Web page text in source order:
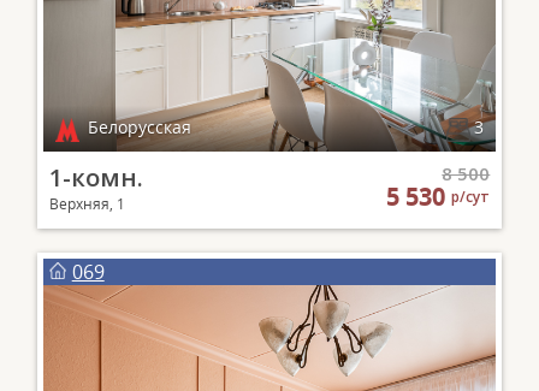
Белорусская 3
1-комн.
Верхняя, 1
8 500
5 530р/сут
069